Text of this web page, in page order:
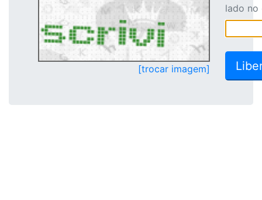
[trocar imagem]
lado no